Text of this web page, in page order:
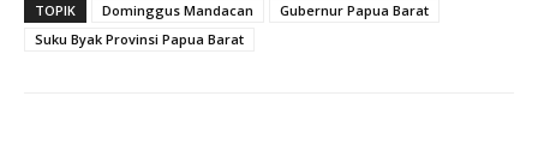
TOPIK Dominggus Mandacan
Gubernur Papua Barat
Suku Byak Provinsi Papua Barat